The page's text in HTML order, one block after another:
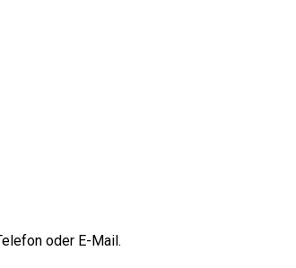
oder E-Mail.